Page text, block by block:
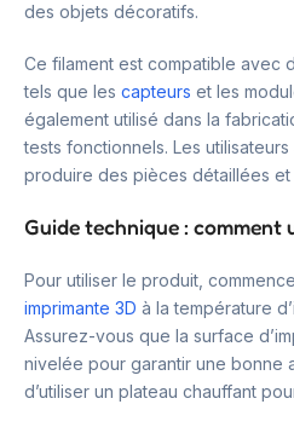
des objets décoratifs.
Ce filament est compatible avec
tels que les capteurs et les
également utilisé dans la
tests fonctionnels. Les
produire des pièces détaillées et
Guide technique :
Pour utiliser le produit,
imprimante 3D à la température
Assurez-vous que la surface
nivelée pour garantir une bonne
d’utiliser un plateau chauffant